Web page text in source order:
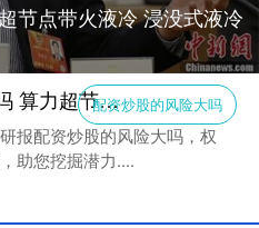
节点带火液冷 浸没式液冷
配资炒股的风险大吗 算力超节点带火液冷 浸没式液冷崭露头角
配资炒股的风险大吗
报配资炒股的风险大吗，权
助您挖掘潜力....